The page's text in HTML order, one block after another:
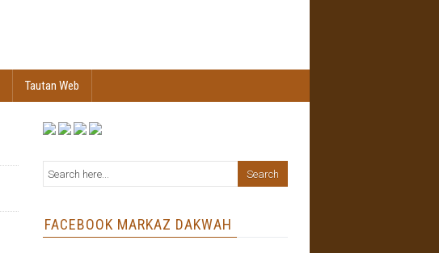
Tautan Web
FACEBOOK MARKAZ DAKWAH